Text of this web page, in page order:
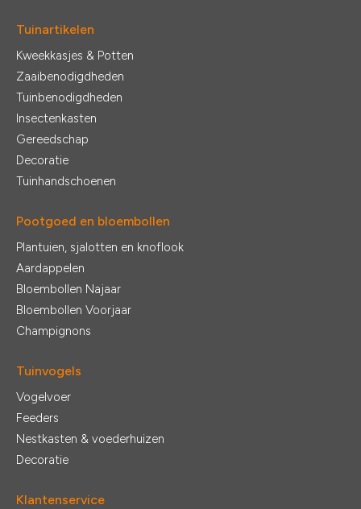
Tuinartikelen
Kweekkasjes & Potten
Zaaibenodigdheden
Tuinbenodigdheden
Insectenkasten
Gereedschap
Decoratie
Tuinhandschoenen
Pootgoed en bloembollen
Plantuien, sjalotten en knoflook
Aardappelen
Bloembollen Najaar
Bloembollen Voorjaar
Champignons
Tuinvogels
Vogelvoer
Feeders
Nestkasten & voederhuizen
Decoratie
Klantenservice